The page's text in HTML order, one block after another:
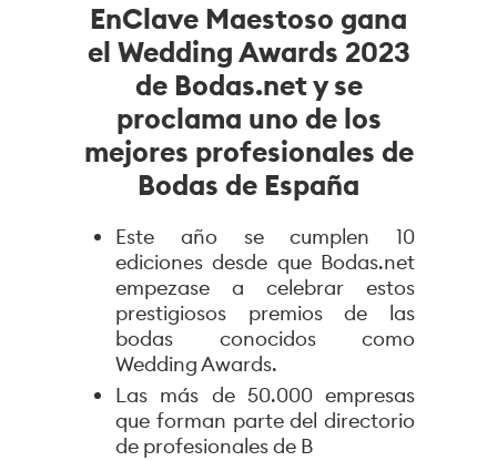
EnClave Maestoso gana
el Wedding Awards 2023
de Bodas.net y se
proclama uno de los
mejores profesionales de
Bodas de España
Este año se cumplen 10
ediciones desde que Bodas.net
empezase a celebrar estos
prestigiosos premios de las
bodas conocidos como
Wedding Awards.
Las más de 50.000 empresas
que forman parte del directorio
de profesionales de B